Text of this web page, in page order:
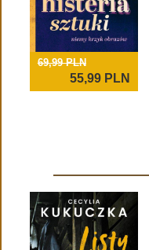
69,99 PLN
55,99 PLN